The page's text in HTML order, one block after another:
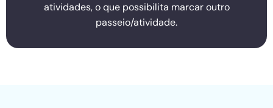
atividades, o que possibilita marcar outro
passeio/atividade.